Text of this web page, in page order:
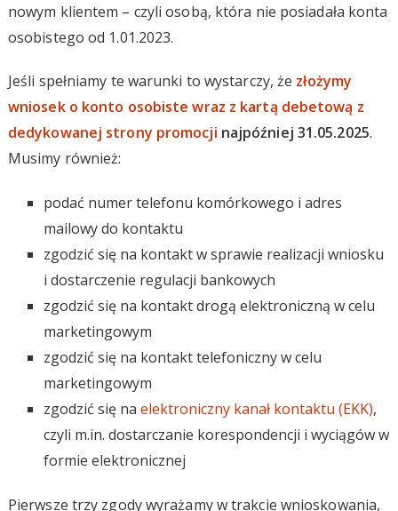
nowym klientem – czyli osobą, która nie posiadała konta
osobistego od 1.01.2023.
Jeśli spełniamy te warunki to wystarczy, że złożymy
wniosek o konto osobiste wraz z kartą debetową z
dedykowanej strony promocji najpóźniej 31.05.2025.
Musimy również:
podać numer telefonu komórkowego i adres
mailowy do kontaktu
zgodzić się na kontakt w sprawie realizacji wniosku
i dostarczenie regulacji bankowych
zgodzić się na kontakt drogą elektroniczną w celu
marketingowym
zgodzić się na kontakt telefoniczny w celu
marketingowym
zgodzić się na elektroniczny kanał kontaktu (EKK),
czyli m.in. dostarczanie korespondencji i wyciągów w
formie elektronicznej
Pierwsze trzy zgody wyrażamy w trakcie wnioskowania,